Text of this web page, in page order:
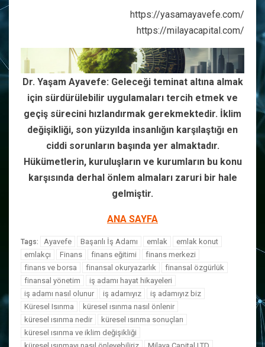
https://yasamayavefe.com/
https://milayacapital.com/
Dr. Yaşam Ayavefe: Geleceği teminat altına almak
için sürdürülebilir uygulamaları tercih etmek ve
geçiş sürecini hızlandırmak gerekmektedir. İklim
değişikliği, son yüzyılda insanlığın karşılaştığı en
ciddi sorunların başında yer almaktadır.
Hükümetlerin, kuruluşların ve kurumların bu konu
karşısında derhal önlem almaları zaruri bir hale
gelmiştir.
ANA SAYFA
Tags: Ayavefe Başarılı İş Adamı emlak
emlak konut
emlakçı
Finans finans eğitimi
finans merkezi
finans ve borsa
finansal okuryazarlık
finansal özgürlük
finansal yönetim
iş adamı hayat hikayeleri
iş adamı nasıl olunur
iş adamıyız
iş adamıyız biz
Küresel Isınma
küresel ısınma nasıl önlenir
küresel ısınma nedir
küresel ısınma sonuçları
küresel ısınma ve iklim değişikliği
küresel ısınmayı nasıl önleyebiliriz
Milaya Capital LTD